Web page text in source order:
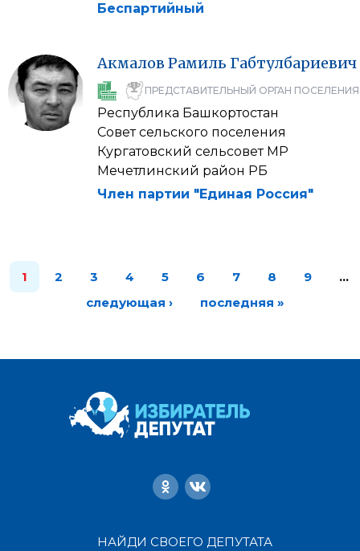
Беспартийный
Акмалов Рамиль Габтулбариевич
ПРЕДСТАВИТЕЛЬНЫЙ ОРГАН ПОСЕЛЕНИЯ
Республика Башкортостан
Совет сельского поселения
Кургатовский сельсовет МР
Мечетлинский район РБ
Член партии "Единая Россия"
1 2 3 4 5 6 7 8 9
…
следующая ›
последняя »
НАЙДИ СВОЕГО ДЕПУТАТА